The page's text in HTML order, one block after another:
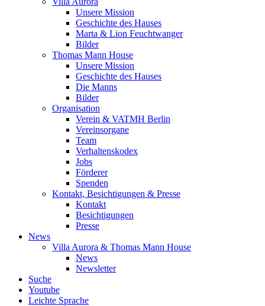
Unsere Mission
Geschichte des Hauses
Marta & Lion Feuchtwanger
Bilder
Thomas Mann House
Unsere Mission
Geschichte des Hauses
Die Manns
Bilder
Organisation
Verein & VATMH Berlin
Vereinsorgane
Team
Verhaltenskodex
Jobs
Förderer
Spenden
Kontakt, Besichtigungen & Presse
Kontakt
Besichtigungen
Presse
News
Villa Aurora & Thomas Mann House
News
Newsletter
Suche
Youtube
Leichte Sprache